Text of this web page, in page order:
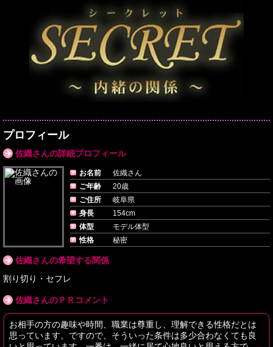
プロフィール
佐織さんの詳細プロフィール
お名前
佐織さん
ご年齢
20歳
ご住所
岐阜県
身長
154cm
体型
モデル体型
性格
秘密
佐織さんの希望する関係
割り切り・セフレ
佐織さんのＰＲコメント
お相手の方の趣味や時間、職業は尊重し、理解できる性格だとは
思っています。ですので、そういった条件は多少合わなくても良